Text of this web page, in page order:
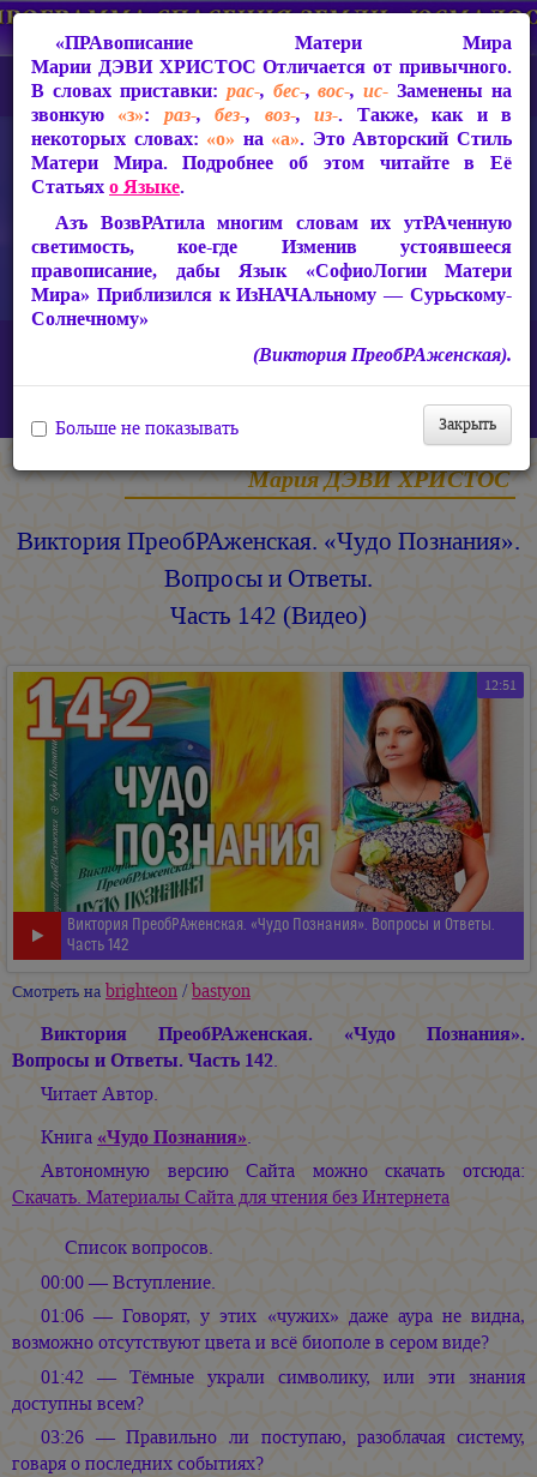
Статьи Марии ДЭВИ ХРИСТОС
Ответы на вопросы, 2010-2026 гг.
Виктория ПреобРАженская. «Чудо Познания». Вопросы и
Ответы. Часть 142 (Видео)
Мария ДЭВИ ХРИСТОС
Виктория ПреобРАженская. «Чудо Познания».
Вопросы и Ответы.
Часть 142 (Видео)
12:51
Виктория ПреобРАженская. «Чудо Познания». Вопросы и Ответы.
Часть 142
Смотреть на brighteon/bastyon
Виктория ПреобРАженская. «Чудо Познания».
Вопросы и Ответы. Часть 142.
Читает Автор.
Книга «Чудо Познания».
Автономную версию Сайта можно скачать отсюда:
Скачать. Материалы Сайта для чтения без Интернета
Список вопросов.
00:00 — Вступление.
01:06 — Говорят, у этих «чужих» даже аура не видна,
возможно отсутствуют цвета и всё биополе в сером виде?
01:42 — Тёмные украли символику, или эти знания
доступны всем?
03:26 — Правильно ли поступаю, разоблачая систему,
говаря о последних событиях?
«ПРАвописание Матери Мира
Марии ДЭВИ ХРИСТОС Отличается от привычного.
В словах приставки: рас-, бес-,вос-,ис- Заменены на
звонкую «з»: раз-,без-, воз-,из-. Также, как и в
некоторых словах: «о» на «а». Это Авторский Стиль
Матери Мира. Подробнее об этом читайте в Её
Статьяхо Языке.
Азъ ВозвРАтила многим словам их утРАченную
светимость, кое-где Изменив устоявшееся
правописание, дабы Язык «СофиоЛогии Матери
Мира» Приблизился к ИзНАЧАльному — Сурьскому-
Солнечному»
(Виктория ПреобРАженская).
Закрыть
Больше не показывать